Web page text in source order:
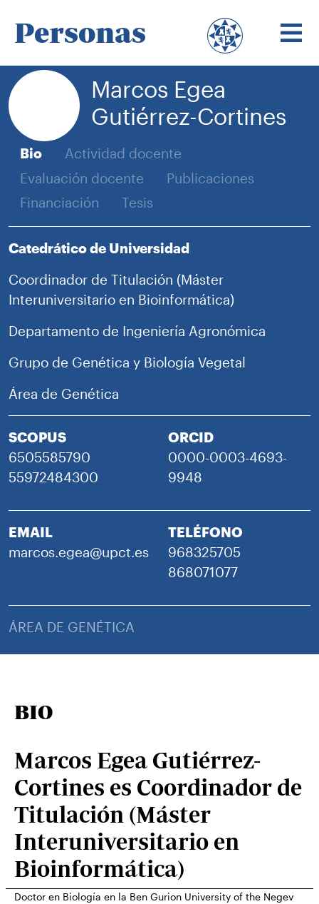
Personas
Marcos Egea
Gutiérrez-Cortines
Bio
Actividad docente
Evaluación docente
Publicaciones
Financiación
Tesis
Catedrático de Universidad
Coordinador de Titulación (Máster
Interuniversitario en Bioinformática)
Departamento de Ingeniería Agronómica
Grupo de Genética y Biología Vegetal
Área de Genética
SCOPUS
6505585790
55972484300
ORCID
0000-0003-4693-
9948
EMAIL
marcos.egea@upct.es
TELÉFONO
968325705
868071077
ÁREA DE GENÉTICA
BIO
Marcos Egea Gutiérrez-
Cortines es Coordinador de
Titulación (Máster
Interuniversitario en
Bioinformática)
Doctor en Biología en la Ben Gurion University of the Negev